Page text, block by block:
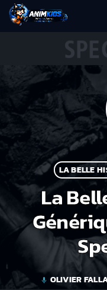
LA BELLE
La
mic OLIVIER